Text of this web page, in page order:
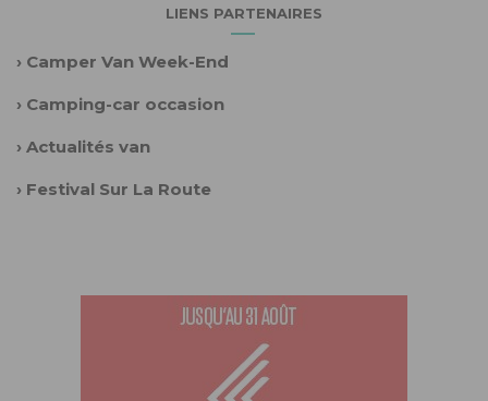
LIENS PARTENAIRES
› Camper Van Week-End
› Camping-car occasion
› Actualités van
› Festival Sur La Route